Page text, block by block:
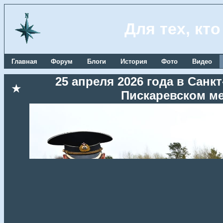
Для тех,
Главная Форум Блоги История Фото Видео
★
25 апреля 2026 года в
Пискаревском